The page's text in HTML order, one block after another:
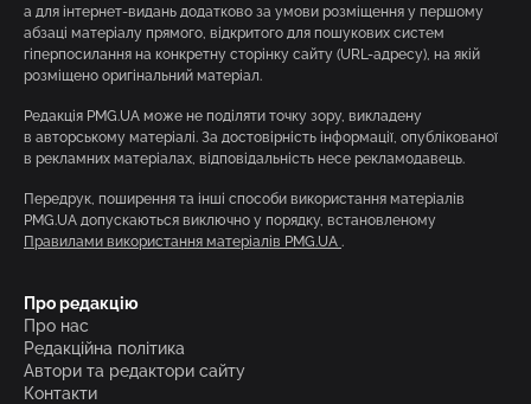
а для інтернет-видань додатково за умови розміщення у першому
абзаці матеріалу прямого, відкритого для пошукових систем
гіперпосилання на конкретну сторінку сайту (URL-адресу), на якій
розміщено оригінальний матеріал.
Редакція PMG.UA може не поділяти точку зору, викладену
в авторському матеріалі. За достовірність інформації, опублікованої
в рекламних матеріалах, відповідальність несе рекламодавець.
Передрук, поширення та інші способи використання матеріалів
PMG.UA допускаються виключно у порядку, встановленому
Правилами використання матеріалів PMG.UA .
Про редакцію
Про нас
Редакційна політика
Автори та редактори сайту
Контакти